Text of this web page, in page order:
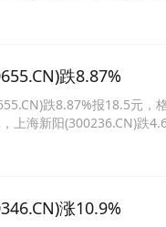
跌8.87%
跌8.87%报18.5元
上海新阳(300236.CN)跌
涨10.9%